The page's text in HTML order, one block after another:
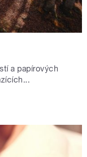
a papírových